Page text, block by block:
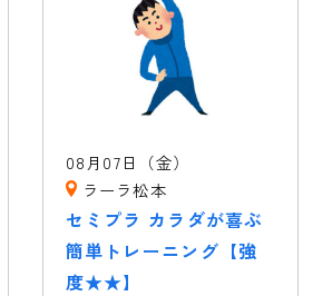
08月07日（金）
ラーラ松本
セミプラ カラダが喜ぶ
簡単トレーニング【強
度★★】